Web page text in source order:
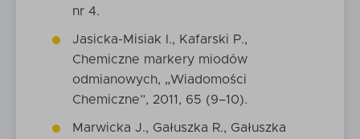
nr 4.
Jasicka-Misiak I., Kafarski P.,
Chemiczne markery miodów
odmianowych, „Wiadomości
Chemiczne”, 2011, 65 (9–10).
Marwicka J., Gałuszka R., Gałuszka